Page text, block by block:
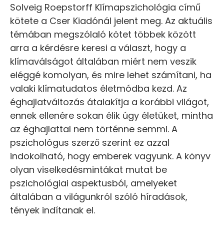
Solveig Roepstorff Klímapszichológia című
kötete a Cser Kiadónál jelent meg. Az aktuális
témában megszólaló kötet többek között
arra a kérdésre keresi a választ, hogy a
klímaválságot általában miért nem veszik
eléggé komolyan, és mire lehet számítani, ha
valaki klímatudatos életmódba kezd. Az
éghajlatváltozás átalakítja a korábbi világot,
ennek ellenére sokan élik úgy életüket, mintha
az éghajlattal nem történne semmi. A
pszichológus szerző szerint ez azzal
indokolható, hogy emberek vagyunk. A könyv
olyan viselkedésmintákat mutat be
pszichológiai aspektusból, amelyeket
általában a világunkról szóló híradások,
tények indítanak el.